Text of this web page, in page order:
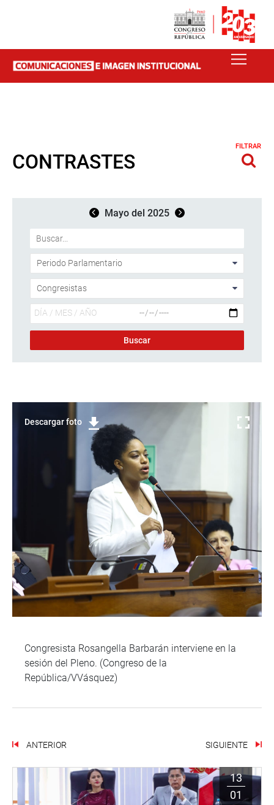
CONTRASTES
FILTRAR
Mayo del 2025
Descargar foto
Congresista Rosangella Barbarán interviene en la
sesión del Pleno. (Congreso de la
República/VVásquez)
ANTERIOR SIGUIENTE
13
01